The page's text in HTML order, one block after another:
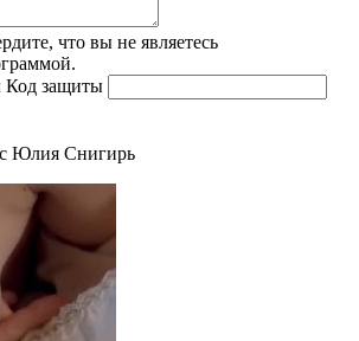
что вы не являетесь
Код защиты
Юлия Снигирь